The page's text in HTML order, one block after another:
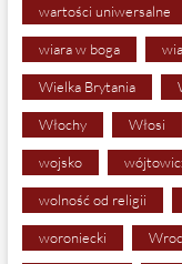
wartości uniwersalne
wiara w boga
Wielka Brytania
Włochy Włosi
wojsko
wolność od religii
woroniecki